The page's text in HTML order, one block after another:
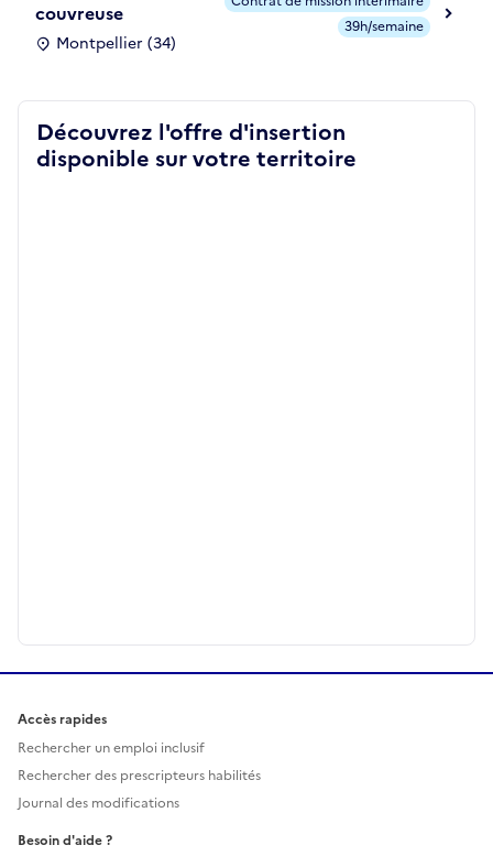
couvreuse
Montpellier (34)
39h/semaine
Découvrez l'offre d'insertion
disponible sur votre territoire
Accès rapides
Rechercher un emploi inclusif
Rechercher des prescripteurs habilités
Journal des modifications
Besoin d'aide ?